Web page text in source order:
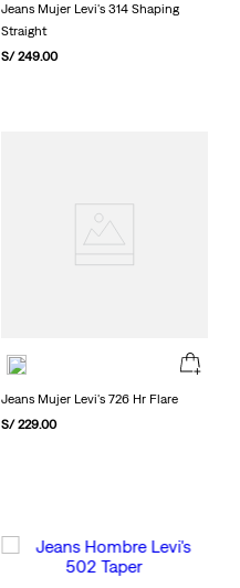
Jeans Mujer Levi's 314 Shaping
Straight
S/ 249.00
Jeans Mujer Levi's 726 Hr Flare
S/ 229.00